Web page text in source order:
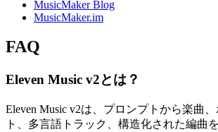
MusicMaker Blog
MusicMaker.im
FAQ
Eleven Music v2とは？
Eleven Music v2は、プロンプトから楽曲
ト、多言語トラック、構造化された編曲